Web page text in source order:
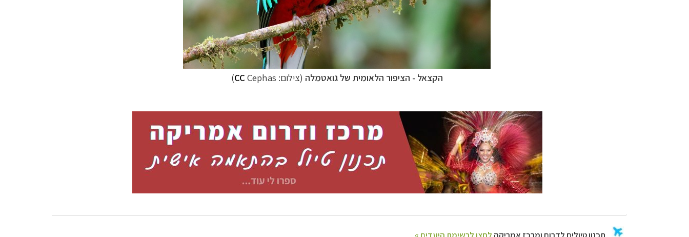
הקצאל - הציפור הלאומית של גואטמלה (צילום: CC Cephas)
תכנוןטיולים לדרום ומרכז אמריקהלחצו לרשימת היעדים »
תכנוןטיולים לצפון אמריקהלחצו לרשימת היעדים »
קרוזים והפלגות נופשלחצו לרשימת היעדים »